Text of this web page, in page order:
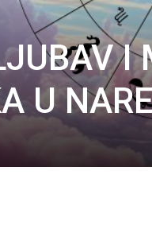
I
U